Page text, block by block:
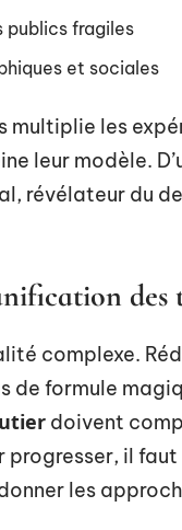
publics fragiles
et sociales
multiplie les
leur modèle.
révélateur du
des
complexe.
de formule
doivent
il faut
les